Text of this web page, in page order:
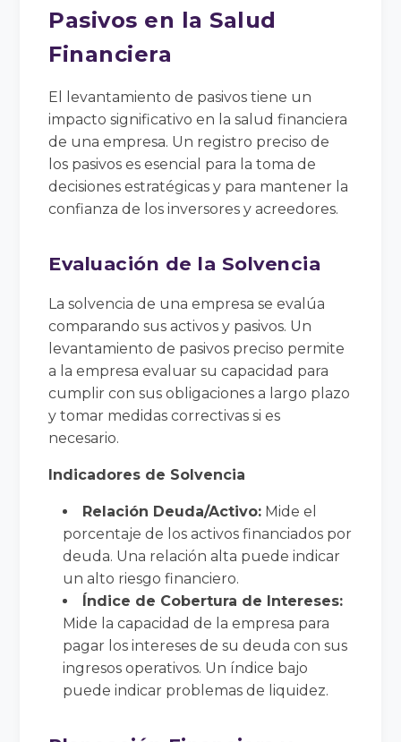
Pasivos en la Salud
Financiera
El levantamiento de pasivos tiene un
impacto significativo en la salud financiera
de una empresa. Un registro preciso de
los pasivos es esencial para la toma de
decisiones estratégicas y para mantener la
confianza de los inversores y acreedores.
Evaluación de la Solvencia
La solvencia de una empresa se evalúa
comparando sus activos y pasivos. Un
levantamiento de pasivos preciso permite
a la empresa evaluar su capacidad para
cumplir con sus obligaciones a largo plazo
y tomar medidas correctivas si es
necesario.
Indicadores de Solvencia
Relación Deuda/Activo: Mide el
porcentaje de los activos financiados por
deuda. Una relación alta puede indicar
un alto riesgo financiero.
Índice de Cobertura de Intereses:
Mide la capacidad de la empresa para
pagar los intereses de su deuda con sus
ingresos operativos. Un índice bajo
puede indicar problemas de liquidez.